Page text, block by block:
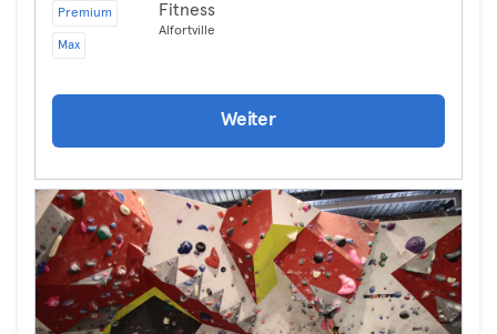
Premium
Max
Fitness
Alfortville
Weiter